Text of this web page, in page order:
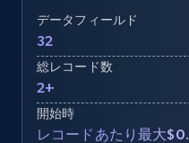
データフィールド
32
総レコード数
2+
開始時
レコードあたり最大